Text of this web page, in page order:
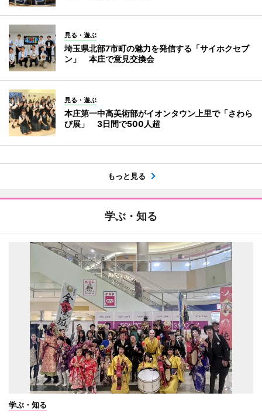
見る・遊ぶ
埼玉県北部7市町の魅力を発信する「サイホクセブ
ン」 本庄で意見交換会
見る・遊ぶ
本庄第一中高美術部がイオンタウン上里で「さわら
び展」 3日間で500人超
もっと見る
学ぶ・知る
学ぶ・知る